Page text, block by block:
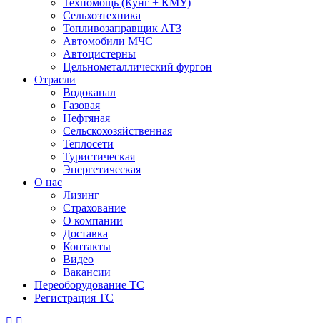
Техпомощь (Кунг + КМУ)
Сельхозтехника
Топливозаправщик АТЗ
Автомобили МЧС
Автоцистерны
Цельнометаллический фургон
Отрасли
Водоканал
Газовая
Нефтяная
Сельскохозяйственная
Теплосети
Туристическая
Энергетическая
О нас
Лизинг
Страхование
О компании
Доставка
Контакты
Видео
Вакансии
Переоборудование ТС
Регистрация ТС